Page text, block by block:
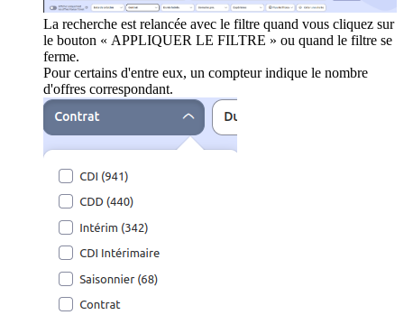
La recherche est relancée avec le filtre quand vous cliquez sur
le bouton « APPLIQUER LE FILTRE » ou quand le filtre se
ferme.
Pour certains d'entre eux, un compteur indique le nombre
d'offres correspondant.